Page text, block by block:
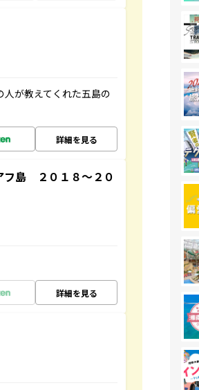
が教えてくれた五島の
詳細を見る
島 ２０１８～２０
詳細を見る